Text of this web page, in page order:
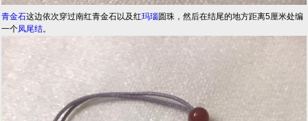
青金石这边依次穿过南红青金石以及红玛瑙圆珠，然后在结尾的地方距离5厘米处编
一个凤尾结。